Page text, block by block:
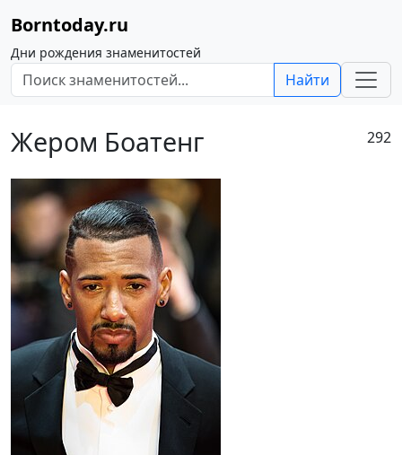
Borntoday.ru
Дни рождения знаменитостей
Найти
Жером Боатенг 292